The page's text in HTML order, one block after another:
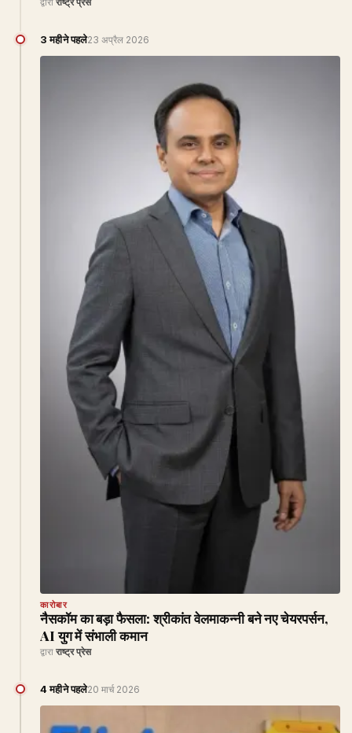
3 महीने पहले23 अप्रैल 2026
कारोबार
नैसकॉम का बड़ा फैसला: श्रीकांत वेलमाकन्नी बने नए चेयरपर्सन,
AI युग में संभाली कमान
द्वारा राष्ट्र प्रेस
4 महीने पहले20 मार्च 2026